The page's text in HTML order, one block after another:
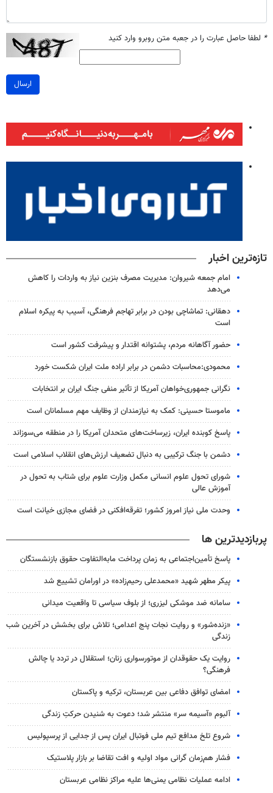
* لطفا حاصل عبارت را در جعبه متن روبرو وارد کنید
ارسال
تازه‌ترین اخبار
امام جمعه شیروان: مدیریت مصرف بنزین نیاز به واردات را کاهش
می‌دهد
دهقانی: تماشاچی بودن در برابر تهاجم فرهنگی، آسیب به پیکره اسلام
است
حضور آگاهانه مردم، پشتوانه اقتدار و پیشرفت کشور است
محمودی:محاسبات دشمن در برابر اراده ملت ایران شکست خورد
نگرانی جمهوری‌خواهان آمریکا از تأثیر منفی جنگ ایران بر انتخابات
ماموستا حسینی: کمک به نیازمندان از وظایف مهم مسلمانان است
پاسخ کوبنده ایران، زیرساخت‌های متحدان آمریکا را در منطقه می‌سوزاند
دشمن با جنگ ترکیبی به دنبال تضعیف ارزش‌های انقلاب اسلامی است
شورای تحول علوم انسانی مکمل وزارت علوم برای شتاب به تحول در
آموزش عالی
وحدت ملی نیاز امروز کشور؛ تفرقه‌افکنی در فضای مجازی خیانت است
پربازدیدترین ها
پاسخ تأمین‌اجتماعی به زمان پرداخت مابه‌التفاوت حقوق بازنشستگان
پیکر مطهر شهید «محمدعلی رحیم‌زاده» در اورامان تشییع شد
سامانه ضد موشکی لیزری؛ از بلوف سیاسی تا واقعیت میدانی
«زنده‌شور» و روایت نجات پنج اعدامی؛ تلاش برای بخشش در آخرین شب
زندگی
روایت یک حقوقدان از موتورسواری زنان؛ استقلال در تردد یا چالش
فرهنگی؟
امضای توافق دفاعی بین عربستان، ترکیه و پاکستان
آلبوم «آسیمه سر» منتشر شد؛ دعوت به شنیدن حرکتِ زندگی
شروع تلخ مدافع تیم ملی فوتبال ایران پس از جدایی از پرسپولیس
فشار هم‌زمان گرانی مواد اولیه و افت تقاضا بر بازار پلاستیک
ادامه عملیات نظامی یمنی‌ها علیه مراکز نظامی عربستان